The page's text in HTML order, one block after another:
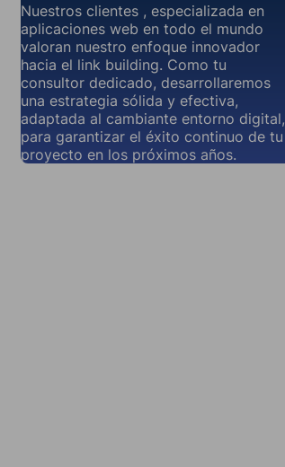
Nuestros clientes , especializada en
aplicaciones web en todo el mundo
valoran nuestro enfoque innovador
hacia el link building. Como tu
consultor dedicado, desarrollaremos
una estrategia sólida y efectiva,
adaptada al cambiante entorno digital,
para garantizar el éxito continuo de tu
proyecto en los próximos años.